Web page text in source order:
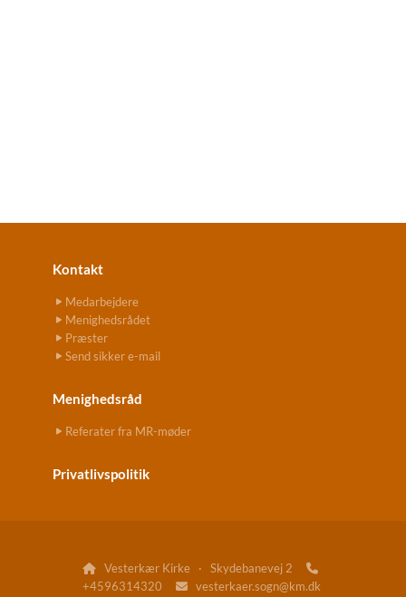
Kontakt
Medarbejdere
Menighedsrådet
Præster
Send sikker e-mail
Menighedsråd
Referater fra MR-møder
Privatlivspolitik
 Vesterkær Kirke · Skydebanevej 2 
+4596314320 
vesterkaer.sogn@km.dk